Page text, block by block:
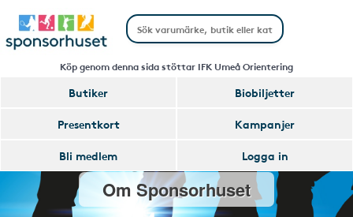
Köp genom denna sida stöttar IFK Umeå Orientering
Butiker
Biobiljetter
Presentkort
Kampanjer
Bli medlem
Logga in
Om Sponsorhuset